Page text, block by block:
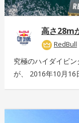
RedBull
究極のハイダイビン
が、 2016年10月16
こちら：http://